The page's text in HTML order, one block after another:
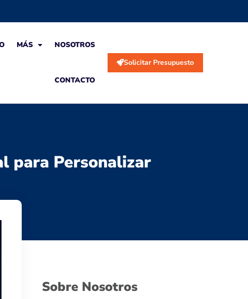
MÁS NOSOTROS
CONTACTO
Solicitar Presupuesto
para Personalizar
Sobre Nosotros